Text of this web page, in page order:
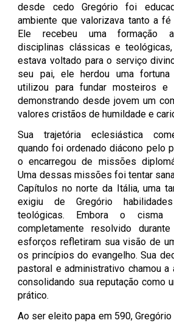
desde cedo Gregório foi
ambiente que valorizava tanto a fé
Ele recebeu uma formação
disciplinas clássicas e
estava voltado para o serviço
seu pai, ele herdou uma fortuna
utilizou para fundar mosteiros e
demonstrando desde jovem um
valores cristãos de humildade e
Sua trajetória eclesiástica
quando foi ordenado diácono pelo
o encarregou de missões
Uma dessas missões foi tentar
Capítulos no norte da Itália, uma
exigiu de Gregório
teológicas. Embora o cisma
completamente resolvido
esforços refletiram sua visão de
os princípios do evangelho. Sua
pastoral e administrativo chamou a
consolidando sua reputação como
prático.
Ao ser eleito papa em 590,